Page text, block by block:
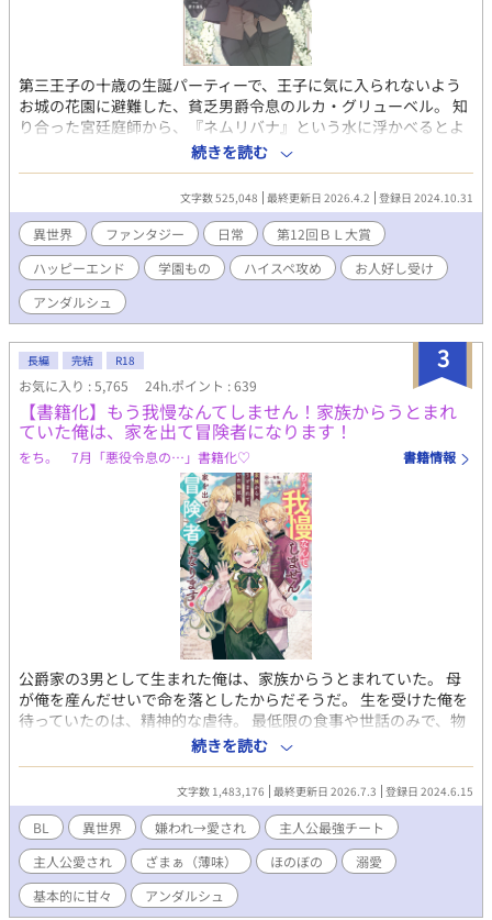
第三王子の十歳の生誕パーティーで、王子に気に入られないよう
お城の花園に避難した、貧乏男爵令息のルカ・グリューベル。 知
り合った宮廷庭師から、『ネムリバナ』という水に浮かべるとよ
く寝られる香りを放つ花びらをもらう。 花園からの帰り道、噴水
で泣いている少年に遭遇。目の下に酷いクマのある少年を慰めた
ルカは、もらったばかりの花びらを男の子に渡して立ち去った。
十二歳になり、ルカは寄宿学校に入学する。 寮の同室になった子
は、まさかのその時の男の子、アルフレート（アリ）・ユーネル
侯爵令息だった。 見目麗しく文武両道のアリ。だが二年前と変わ
らず睡眠障害を抱えていて、目の下のクマは健在。 宮廷庭師と親
交を続けていたルカには、『ネムリバナ』を第三王子の為に学校
の温室で育てる役割を与えられていた。アリは花びらを王子の元
できるようになったルカは、早速アリに使ってみることに。 やが
て問題なく眠れるようになったアリはめきめきと頭角を表し、し
がない男爵令息にすぎない平凡なルカには手の届かない存在にな
っていく。 次第にアリに対する恋心に気づくルカ。だが、男の自
分はアリとは不釣り合いだと、卒業を機に離れることを決意す
る。 アリを見ない為に地方に移ったルカ。実はここは、アリの叔
父が経営する領地。そこでたった半年の間に朗らかで輝いていた
アリの変わり果てた姿を見てしまい――。 ハイスペ不眠攻めxお
人好し平凡受けのファンタジーBLです。ハピエン。
続きを読む
文字数 525,048 最終更新日 2026.4.2 登録日 2024.10.31
異世界 ファンタジー 日常
第12回ＢＬ大賞
ハッピーエンド
学園もの ハイスペ攻め
お人好し受け
アンダルシュ
3
長編 完結 R18
お気に入り : 5,765 24h.ポイント : 639
【書籍化】もう我慢なんてしません！家族からうとまれ
ていた俺は、家を出て冒険者になります！
をち。 7月「悪役令息の…」書籍化♡ 書籍情報
公爵家の3男として生まれた俺は、家族からうとまれていた。 母
が俺を産んだせいで命を落としたからだそうだ。 生を受けた俺を
待っていたのは、精神的な虐待。 最低限の食事や世話のみで、物
置のような部屋に放置されていた。 だれでもいいから、 暖かな目
で、優しい声で俺に話しかけて欲しい。 ただそれだけを願って毎
日を過ごした。 そして言葉が分かるようになって、遂に自分の状
況を理解してしまった。 （ぼくはかあさまをころしてうまれた。
だから、みんなぼくのことがきらい。 ぼくがあいされることはな
いんだ） わずかに縋っていた希望が打ち砕かれ、絶望した。 そし
てそんな俺を救うため、前世の俺「須藤卓也」の記憶が蘇ったん
だ。 「いやいや、サフィが悪いんじゃなくね？」 公爵や兄たちが
後悔した時にはもう遅い。 俺には新たな家族ができた。俺の叔父
続きを読む
文字数 1,483,176 最終更新日 2026.7.3 登録日 2024.6.15
BL 異世界 嫌われ→愛され
主人公最強チート
主人公愛され
ざまぁ（薄味） ほのぼの
溺愛
基本的に甘々
アンダルシュ